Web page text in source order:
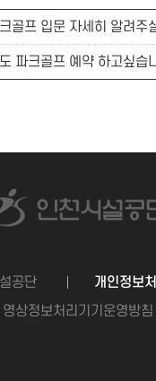
골프 입문 자세히 알려주
파크골프 예약 하고싶습
공단
개인정보
영상정보처리기기운영방침